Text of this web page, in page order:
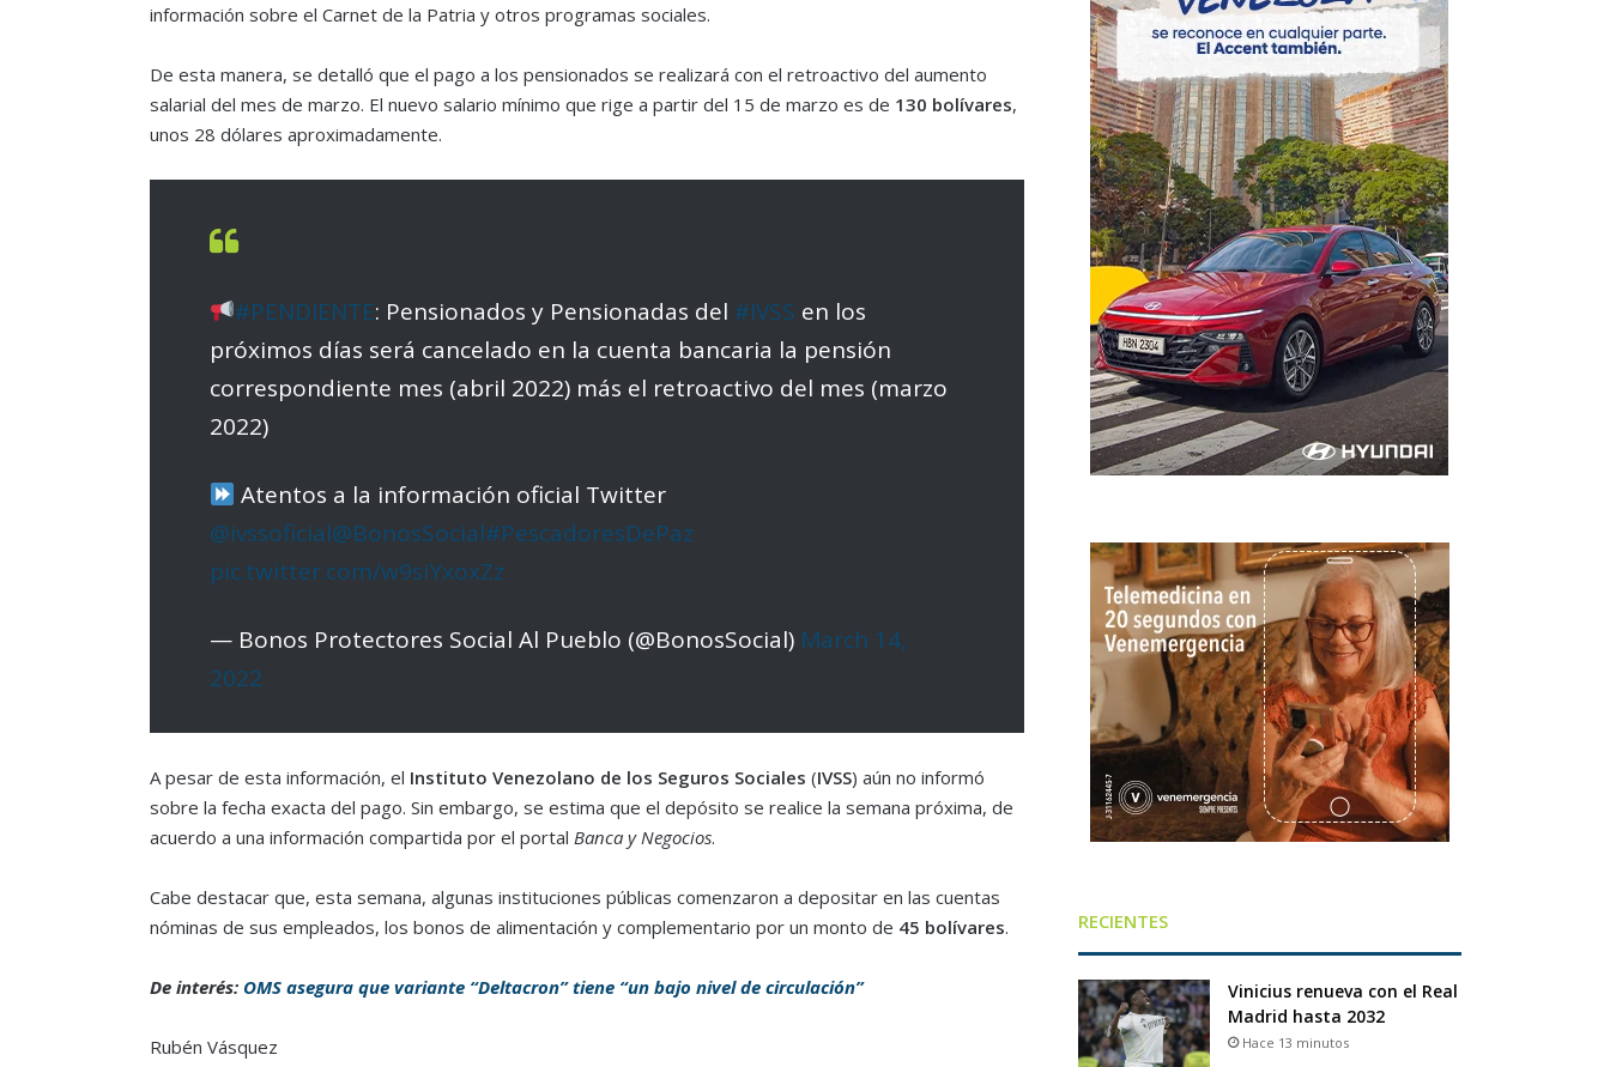
información sobre el Carnet de la Patria y otros programas sociales.
De esta manera, se detalló que el pago a los pensionados se realizará con el retroactivo del aumento
salarial del mes de marzo. El nuevo salario mínimo que rige a partir del 15 de marzo es de 130 bolívares,
unos 28 dólares aproximadamente.
#PENDIENTE: Pensionados y Pensionadas del #IVSS en los
próximos días será cancelado en la cuenta bancaria la pensión
correspondiente mes (abril 2022) más el retroactivo del mes (marzo
2022)
Atentos a la información oficial Twitter
@ivssoficial@BonosSocial#PescadoresDePaz
pic.twitter.com/w9siYxoxZz
— Bonos Protectores Social Al Pueblo (@BonosSocial) March 14,
2022
A pesar de esta información, el Instituto Venezolano de los Seguros Sociales (IVSS) aún no informó
sobre la fecha exacta del pago. Sin embargo, se estima que el depósito se realice la semana próxima, de
acuerdo a una información compartida por el portal Banca y Negocios.
Cabe destacar que, esta semana, algunas instituciones públicas comenzaron a depositar en las cuentas
nóminas de sus empleados, los bonos de alimentación y complementario por un monto de 45 bolívares.
De interés: OMS asegura que variante “Deltacron” tiene “un bajo nivel de circulación”
Rubén Vásquez
RECIENTES
Vinicius renueva con el Real
Madrid hasta 2032
Hace 13 minutos